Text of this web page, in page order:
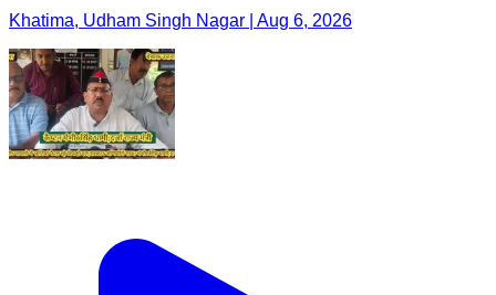
Khatima, Udham Singh Nagar | Aug 6, 2026